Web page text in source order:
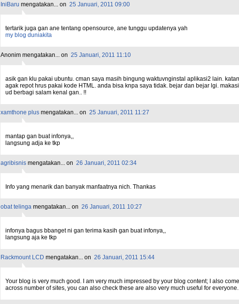
IniBaru mengatakan... on 25 Januari, 2011 09:00
tertarik juga gan ane tentang opensource, ane tunggu updatenya yah
my blog duniakita
Anonim mengatakan... on 25 Januari, 2011 11:10
asik gan klu pakai ubuntu. cman saya masih bingung waktuvnginstal aplikasi2 lain.
agak repot hrus pakai kode HTML. anda bisa knpa saya tidak. bejar dan bejar lgi.
ud berbagi salam kenal gan.. !!
xamthone plus mengatakan... on 25 Januari, 2011 11:27
mantap gan buat infonya,,
langsung adja ke tkp
agribisnis mengatakan... on 26 Januari, 2011 02:34
Info yang menarik dan banyak manfaatnya nich. Thankas
obat telinga mengatakan... on 26 Januari, 2011 10:27
infonya bagus bbanget ni gan terima kasih gan buat infonya,,
langsung aja ke tkp
Rackmount LCD mengatakan... on 26 Januari, 2011 15:44
Your blog is very much good. I am very much impressed by your blog content; I also come
across number of sites, you can also check these are also very much useful for everyone.